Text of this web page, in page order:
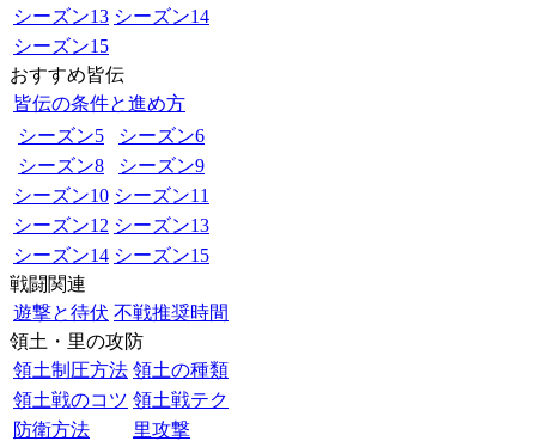
シーズン13 シーズン14
シーズン15
おすすめ皆伝
皆伝の条件と進め方
シーズン5
シーズン6
シーズン8
シーズン9
シーズン10 シーズン11
シーズン12 シーズン13
シーズン14 シーズン15
戦闘関連
遊撃と待伏 不戦推奨時間
領土・里の攻防
領土制圧方法 領土の種類
領土戦のコツ 領土戦テク
防衛方法
里攻撃